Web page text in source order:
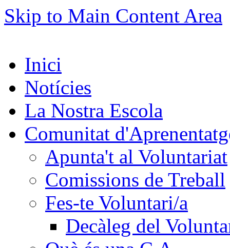
Skip to Main Content Area
Inici
Notícies
La Nostra Escola
Comunitat
Apunta't al Voluntariat
Comissions de Treball
Fes-te Voluntari/a
Decàleg del